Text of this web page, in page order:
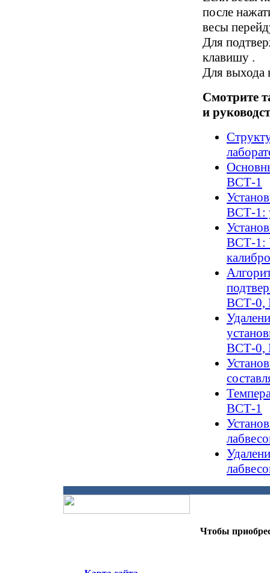
после
весы
Для
клавишу .
Для
Смотрите
и
ВСТ-1
ВСТ-1:
ВСТ-1:
ВСТ-0,
ВСТ-0,
ВСТ-1
Чтобы